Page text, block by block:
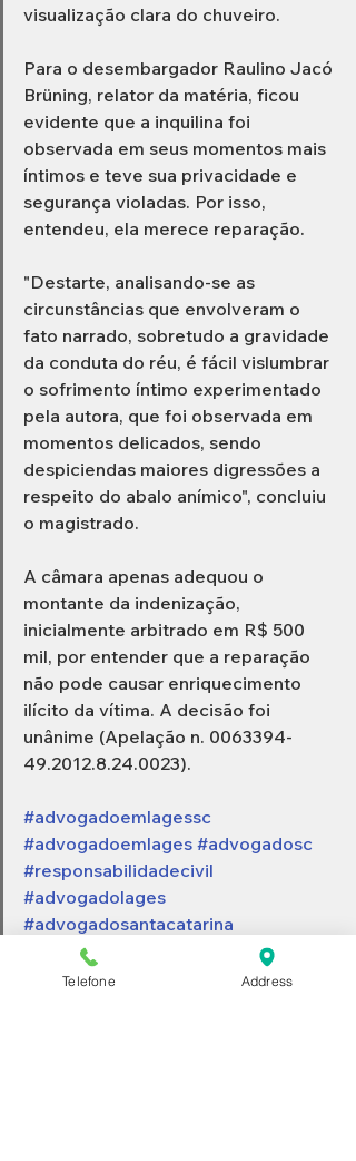
visualização clara do chuveiro.
Para o desembargador Raulino Jacó
Brüning, relator da matéria, ficou
evidente que a inquilina foi
observada em seus momentos mais
íntimos e teve sua privacidade e
segurança violadas. Por isso,
entendeu, ela merece reparação.
"Destarte, analisando-se as
circunstâncias que envolveram o
fato narrado, sobretudo a gravidade
da conduta do réu, é fácil vislumbrar
o sofrimento íntimo experimentado
pela autora, que foi observada em
momentos delicados, sendo
despiciendas maiores digressões a
respeito do abalo anímico", concluiu
o magistrado.
A câmara apenas adequou o
montante da indenização,
inicialmente arbitrado em R$ 500
mil, por entender que a reparação
não pode causar enriquecimento
ilícito da vítima. A decisão foi
unânime (Apelação n. 0063394-
49.2012.8.24.0023).
#advogadoemlagessc
#advogadoemlages #advogadosc
#responsabilidadecivil
#advogadolages
#advogadosantacatarina
#advocacialages
#proteçãocontracredores
Telefone Address